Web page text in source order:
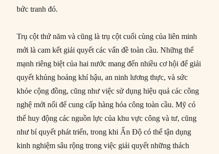
bức tranh đó.
Trụ cột thứ năm và cũng là trụ cột cuối cùng của liên minh
mới là cam kết giải quyết các vấn đề toàn cầu. Những thế
mạnh riêng biệt của hai nước mang đến nhiều cơ hội để giải
quyết khủng hoảng khí hậu, an ninh lương thực, và sức
khỏe cộng đồng, cũng như việc sử dụng hiệu quả các công
nghệ mới nổi để cung cấp hàng hóa công toàn cầu. Mỹ có
thể huy động các nguồn lực của khu vực công và tư, cũng
như bí quyết phát triển, trong khi Ấn Độ có thể tận dụng
kinh nghiệm sâu rộng trong việc giải quyết những thách